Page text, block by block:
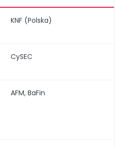
KNF (Polska)
CySEC
AFM, BaFin